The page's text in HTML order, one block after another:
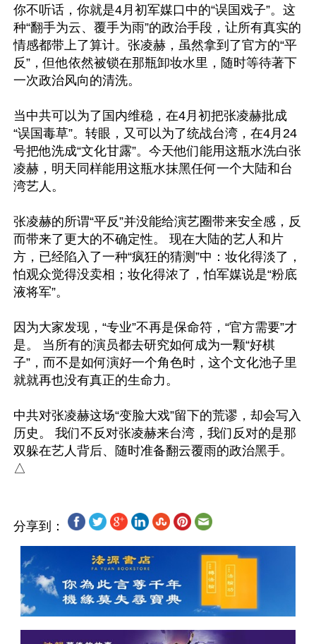
你不听话，你就是4月初军媒口中的“误国戏子”。这
种“翻手为云、覆手为雨”的政治手段，让所有真实的
情感都带上了算计。张凌赫，虽然拿到了官方的“平
反”，但他依然被锁在那瓶卸妆水里，随时等待著下
一次政治风向的清洗。
当中共可以为了国内维稳，在4月初把张凌赫批成
“误国毒草”。转眼，又可以为了统战台湾，在4月24
号把他洗成“文化甘露”。今天他们能用这瓶水洗白张
凌赫，明天同样能用这瓶水抹黑任何一个大陆和台
湾艺人。
张凌赫的所谓“平反”并没能给演艺圈带来安全感，反
而带来了更大的不确定性。 现在大陆的艺人和片
方，已经陷入了一种“疯狂的猜测”中：妆化得淡了，
怕观众觉得没卖相；妆化得浓了，怕军媒说是“粉底
液将军”。
因为大家发现，“专业”不再是保命符，“官方需要”才
是。 当所有的演员都去研究如何成为一颗“好棋
子”，而不是如何演好一个角色时，这个文化池子里
就就再也没有真正的生命力。
中共对张凌赫这场“变脸大戏”留下的荒谬，却会写入
历史。 我们不反对张凌赫来台湾，我们反对的是那
双躲在艺人背后、随时准备翻云覆雨的政治黑手。
分享到：